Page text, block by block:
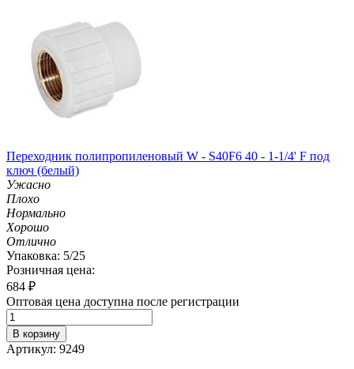
Переходник полипропиленовый W - S40F6 40 - 1-1/4' F под
ключ (белый)
Ужасно
Плохо
Нормально
Хорошо
Отлично
Упаковка: 5/25
Розничная цена:
684 ₽
Оптовая цена доступна после регистрации
В корзину
Артикул: 9249